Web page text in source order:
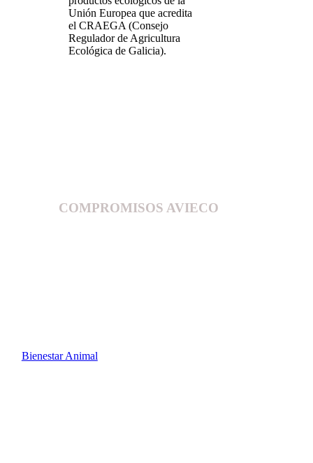
Unión Europea que acredita
el CRAEGA (Consejo
Regulador de Agricultura
Ecológica de Galicia).
COMPROMISOS AVIECO
Bienestar Animal